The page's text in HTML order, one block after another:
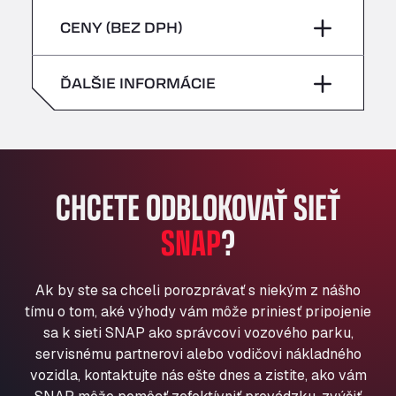
Bühlwiesenweg 15, 72221
All 4 Trucks
American Truck Wash
Av. des Etats-Unis 90, 6041
AP7 Salida 2, C/ Bassegoda, 4, 17700
Andamur Pamplona
A-15 Salida Imarcoain, 31119
Aut A1 Exit 385, 01207
Anglia Motel
Washway Road, PE12 8LT
Anpol Sp. z o.o.
Ul. Torunska 147, 85884
nedeľa –
piatok –
nedeľa –
CENY (BEZ DPH)
ĎALŠIE INFORMÁCIE
CHCETE ODBLOKOVAŤ SIEŤ
SNAP?
Ak by ste sa chceli porozprávať s niekým z nášho
tímu o tom, aké výhody vám môže priniesť pripojenie
sa k sieti SNAP ako správcovi vozového parku,
servisnému partnerovi alebo vodičovi nákladného
vozidla, kontaktujte nás ešte dnes a zistite, ako vám